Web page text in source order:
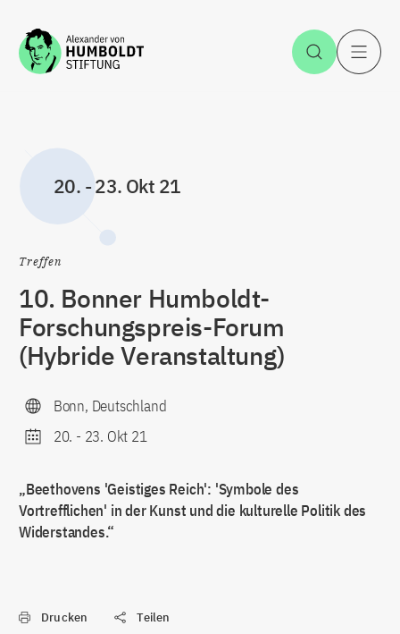
Zum Inhalt springen Suche
20. -23. Okt 21
Treffen
10. Bonner Humboldt-
Forschungspreis-Forum
(Hybride Veranstaltung)
Bonn, Deutschland
20. - 23. Okt 21
„Beethovens 'Geistiges Reich': 'Symbole des
Vortrefflichen' in der Kunst und die kulturelle Politik des
Widerstandes.“
Drucken Teilen